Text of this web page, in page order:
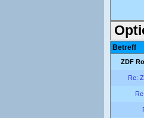
Betreff
ZDF
Re: